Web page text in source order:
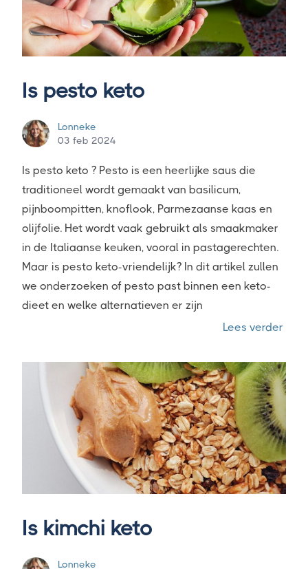
Is pesto keto
Lonneke
03 feb 2024
Is pesto keto ? Pesto is een heerlijke saus die
traditioneel wordt gemaakt van basilicum,
pijnboompitten, knoflook, Parmezaanse kaas en
olijfolie. Het wordt vaak gebruikt als smaakmaker
in de Italiaanse keuken, vooral in pastagerechten.
Maar is pesto keto-vriendelijk? In dit artikel zullen
we onderzoeken of pesto past binnen een keto-
dieet en welke alternatieven er zijn
Lees verder
Is kimchi keto
Lonneke